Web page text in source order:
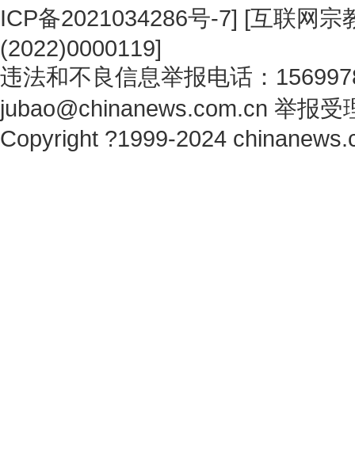
ICP备2021034286号-7] [互联网宗
(2022)0000119]
违法和不良信息举报电话：
jubao@chinanews.com.cn 举报受
Copyright ?1999-2024